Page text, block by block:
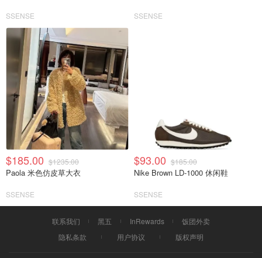
SSENSE SSENSE
$185.00 $1235.00
Paola 米色仿皮草大衣
SSENSE
$93.00 $185.00
Nike Brown LD-1000 休闲鞋
SSENSE
联系我们 黑五 InRewards
饭团外卖
隐私条款
用户协议 版权声明